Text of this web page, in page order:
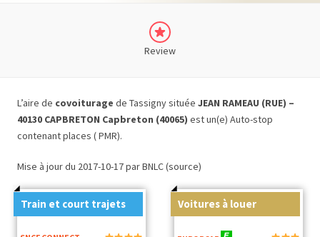
Review
L’aire de covoiturage de Tassigny située JEAN RAMEAU (RUE) –
40130 CAPBRETON Capbreton (40065) est un(e) Auto-stop
contenant places ( PMR).
Mise à jour du 2017-10-17 par BNLC (source)
Train et court trajets Voitures à louer